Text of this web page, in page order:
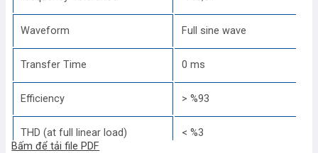
Waveform Full sine wave
Transfer Time 0 ms
Efficiency > %93
THD (at full linear load) < %3
Bấm để tải file PDF